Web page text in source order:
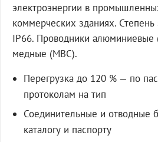
электроэнергии в
коммерческих зданиях.
IP66. Проводники
медные (МВС).
Перегрузка до 120 % — по
протоколам на тип
Соединительные и отводные
каталогу и паспорту